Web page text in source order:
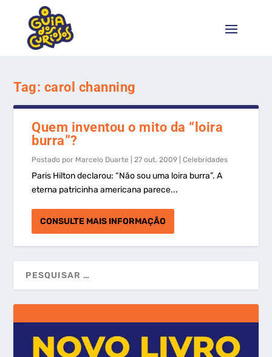
Tag: carol channing
Quem inventou o mito da “loira
burra”?
Postado por Marcelo Duarte |27 out, 2009 |Celebridades
Paris Hilton declarou: “Não sou uma loira burra”. A
eterna patricinha americana parece...
CONSULTE MAIS INFORMAÇÃO